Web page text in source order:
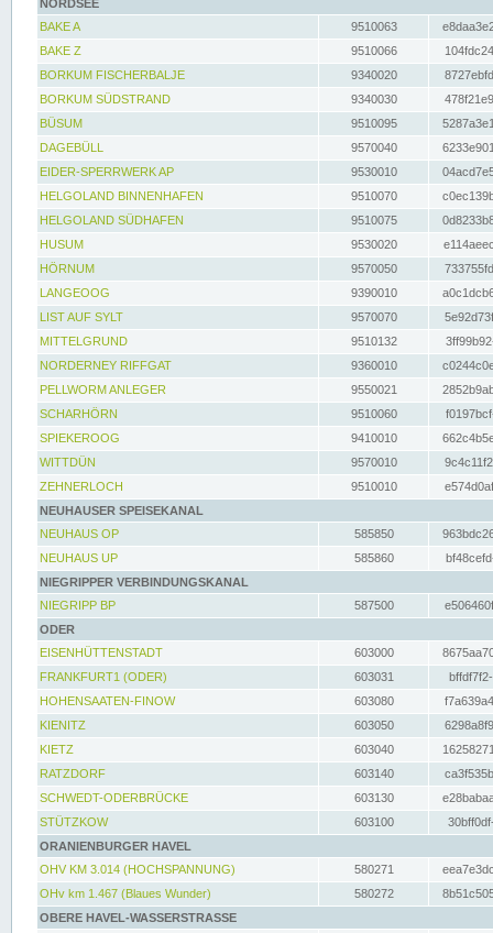
NORDSEE
BAKE A
9510063
BAKE Z
9510066
BORKUM FISCHERBALJE
9340020
BORKUM SÜDSTRAND
9340030
BÜSUM
9510095
DAGEBÜLL
9570040
EIDER-SPERRWERK AP
9530010
HELGOLAND BINNENHAFEN
9510070
HELGOLAND SÜDHAFEN
9510075
HUSUM
9530020
HÖRNUM
9570050
LANGEOOG
9390010
LIST AUF SYLT
9570070
MITTELGRUND
9510132
NORDERNEY RIFFGAT
9360010
PELLWORM ANLEGER
9550021
SCHARHÖRN
9510060
SPIEKEROOG
9410010
WITTDÜN
9570010
ZEHNERLOCH
9510010
NEUHAUSER SPEISEKANAL
NEUHAUS OP
585850
NEUHAUS UP
585860
NIEGRIPPER VERBINDUNGSKANAL
NIEGRIPP BP
587500
ODER
EISENHÜTTENSTADT
603000
FRANKFURT1 (ODER)
603031
HOHENSAATEN-FINOW
603080
KIENITZ
603050
KIETZ
603040
RATZDORF
603140
SCHWEDT-ODERBRÜCKE
603130
STÜTZKOW
603100
ORANIENBURGER HAVEL
OHV KM 3.014 (HOCHSPANNUNG)
580271
OHv km 1.467 (Blaues Wunder)
580272
OBERE HAVEL-WASSERSTRASSE